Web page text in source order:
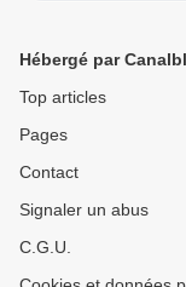
Hébergé par
Top articles
Pages
Contact
Signaler un abus
C.G.U.